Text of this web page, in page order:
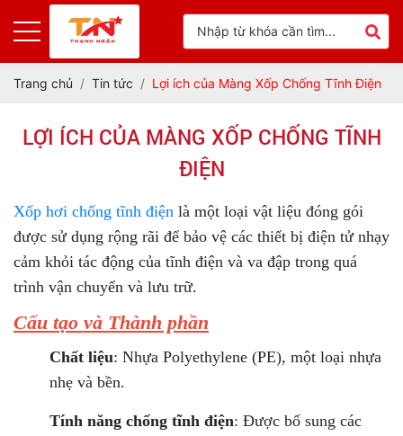
Trang chủ Tin tức Lợi ích của Màng Xốp Chống Tĩnh Điện
LỢI ÍCH CỦA MÀNG XỐP CHỐNG TĨNH
ĐIỆN
Xốp hơi chống tĩnh điện là một loại vật liệu đóng gói
được sử dụng rộng rãi để bảo vệ các thiết bị điện tử nhạy
cảm khỏi tác động của tĩnh điện và va đập trong quá
trình vận chuyển và lưu trữ.
Cấu tạo và Thành phần
Chất liệu: Nhựa Polyethylene (PE), một loại nhựa
nhẹ và bền.
Tính năng chống tĩnh điện: Được bổ sung các